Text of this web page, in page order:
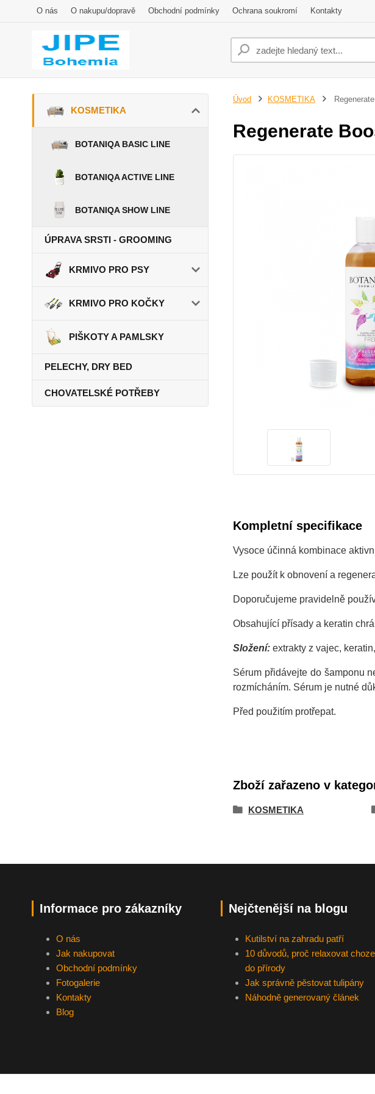
O nás O nakupu/dopravě Obchodní podmínky Ochrana soukromí Kontakty
KOSMETIKA
BOTANIQA BASIC LINE
BOTANIQA ACTIVE LINE
BOTANIQA SHOW LINE
ÚPRAVA SRSTI - GROOMING
KRMIVO PRO PSY
KRMIVO PRO KOČKY
PIŠKOTY A PAMLSKY
PELECHY, DRY BED
CHOVATELSKÉ POTŘEBY
Úvod KOSMETIKA
Regenerate
Kompletní specifikace
Vysoce účinná kombinace
Lze použít k obnovení a
Doporučujeme pravidelně
Obsahující přísady a keratin
Složení:extrakty z vajec,
Sérum přidávejte do šamponu
rozmícháním. Sérum je nutné
Před použitím protřepat.
Zboží zařazeno v
KOSMETIKA
Informace pro zákazníky
O nás
Jak nakupovat
Obchodní podmínky
Fotogalerie
Kontakty
Blog
Nejčtenější na blogu
Kutilství na zahradu patří
10 důvodů, proč relaxovat
do přírody
Jak správně pěstovat tulipány
Náhodně generovaný článek